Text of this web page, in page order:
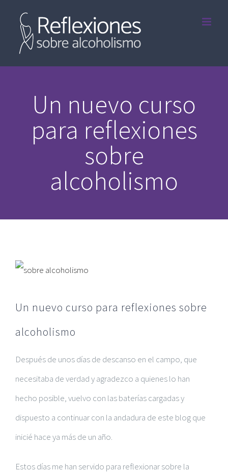
contenido
Un nuevo curso
para reflexiones
sobre
alcoholismo
Ver
más
grande
Un nuevo curso para reflexiones sobre
alcoholismo
Después de unos días de descanso en el campo, que
necesitaba de verdad y agradezco a quienes lo han
hecho posible, vuelvo con las baterías cargadas y
dispuesto a continuar con la andadura de este blog que
inicié hace ya más de un año.
Estos días me han servido para reflexionar sobre la